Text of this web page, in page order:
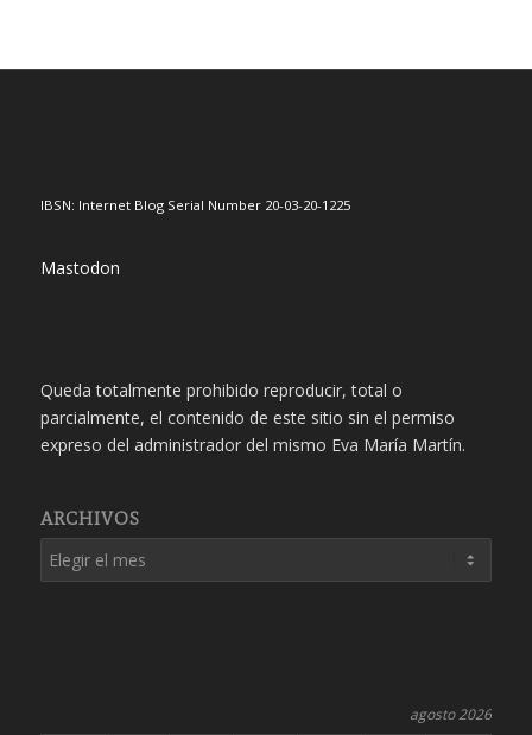
IBSN: Internet Blog Serial Number 20-03-20-1225
Mastodon
Queda totalmente prohibido reproducir, total o
parcialmente, el contenido de este sitio sin el permiso
expreso del administrador del mismo Eva María Martín.
ARCHIVOS
agosto 2026